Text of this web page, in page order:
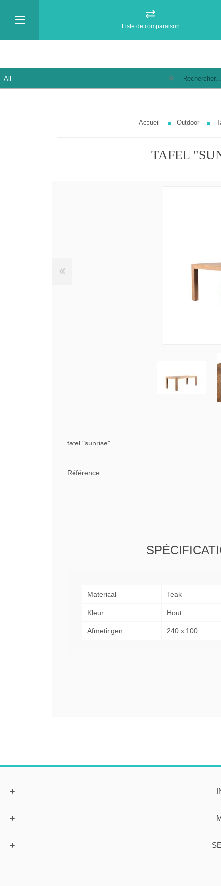
Liste de comparaison
Accueil Outdoor
TAFEL
tafel "sunrise"
Référence:
Materiaal Teak
Kleur Hout
Afmetingen 240 x 100